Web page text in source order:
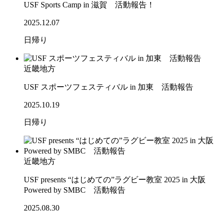
USF Sports Camp in 滋賀 活動報告！
2025.12.07
日帰り
近畿地方
USF スポーツフェスティバル in 加東 活動報告
2025.10.19
日帰り
近畿地方
USF presents “はじめての”ラグビー教室 2025 in 大阪
Powered by SMBC 活動報告
2025.08.30